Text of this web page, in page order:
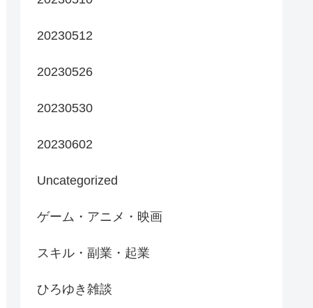
20230512
20230526
20230530
20230602
Uncategorized
ゲーム・アニメ・映画
スキル・副業・起業
ひろゆき雑談